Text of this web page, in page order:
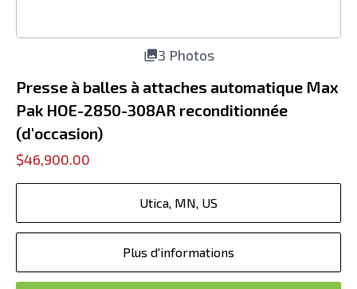
3 Photos
Presse à balles à attaches automatique Max
Pak HOE-2850-308AR reconditionnée
(d'occasion)
$46,900.00
Utica, MN, US
Plus d'informations